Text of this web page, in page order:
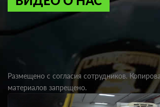
Размещено с согласия сотрудников.
материалов запрещено.